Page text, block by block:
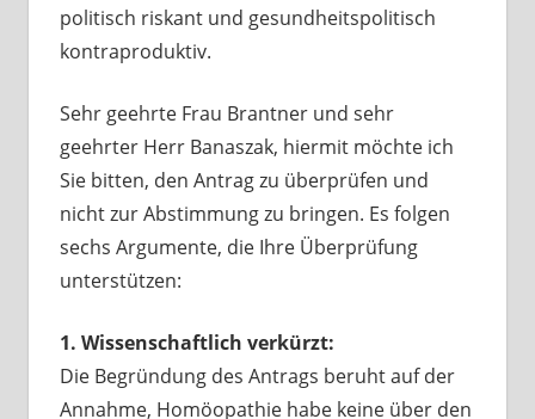
politisch riskant und gesundheitspolitisch
kontraproduktiv.
Sehr geehrte Frau Brantner und sehr
geehrter Herr Banaszak, hiermit möchte ich
Sie bitten, den Antrag zu überprüfen und
nicht zur Abstimmung zu bringen. Es folgen
sechs Argumente, die Ihre Überprüfung
unterstützen:
1. Wissenschaftlich verkürzt:
Die Begründung des Antrags beruht auf der
Annahme, Homöopathie habe keine über den